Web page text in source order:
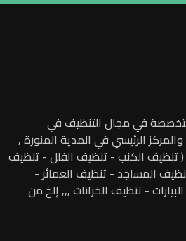
في مجال التنظيف في
الرئيسي في المدية المنورة ,
تنظيف الكنب - تنظيف الفلل - تنظيف
المساجد - تنظيف العمائر -
- تنظيف الخزانات ,,, إلخ من